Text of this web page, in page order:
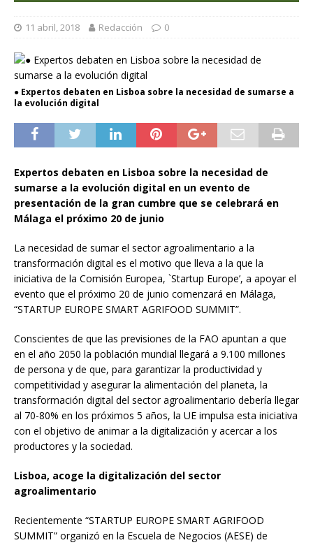
11 abril, 2018 Redacción 0
● Expertos debaten en Lisboa sobre la necesidad de sumarse a
la evolución digital
Expertos debaten en Lisboa sobre la necesidad de
sumarse a la evolución digital en un evento de
presentación de la gran cumbre que se celebrará en
Málaga el próximo 20 de junio
La necesidad de sumar el sector agroalimentario a la
transformación digital es el motivo que lleva a la que la
iniciativa de la Comisión Europea, `Startup Europe’, a apoyar el
evento que el próximo 20 de junio comenzará en Málaga,
“STARTUP EUROPE SMART AGRIFOOD SUMMIT”.
Conscientes de que las previsiones de la FAO apuntan a que
en el año 2050 la población mundial llegará a 9.100 millones
de persona y de que, para garantizar la productividad y
competitividad y asegurar la alimentación del planeta, la
transformación digital del sector agroalimentario debería llegar
al 70-80% en los próximos 5 años, la UE impulsa esta iniciativa
con el objetivo de animar a la digitalización y acercar a los
productores y la sociedad.
Lisboa, acoge la digitalización del sector
agroalimentario
Recientemente “STARTUP EUROPE SMART AGRIFOOD
SUMMIT” organizó en la Escuela de Negocios (AESE) de